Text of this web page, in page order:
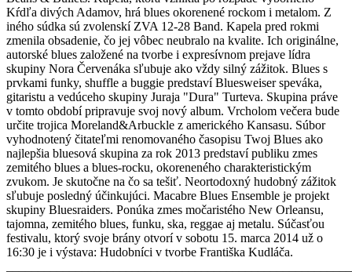
Kŕdľa divých Adamov, hrá blues okorenené rockom i metalom. Z
iného súdka sú zvolenskí ZVA 12-28 Band. Kapela pred rokmi
zmenila obsadenie, čo jej vôbec neubralo na kvalite. Ich originálne,
autorské blues založené na tvorbe i expresívnom prejave lídra
skupiny Nora Červenáka sľubuje ako vždy silný zážitok. Blues s
prvkami funky, shuffle a buggie predstaví Bluesweiser speváka,
gitaristu a vedúceho skupiny Juraja "Dura" Turteva. Skupina práve
v tomto období pripravuje svoj nový album. Vrcholom večera bude
určite trojica Moreland&Arbuckle z amerického Kansasu. Súbor
vyhodnotený čitateľmi renomovaného časopisu Twoj Blues ako
najlepšia bluesová skupina za rok 2013 predstaví publiku zmes
zemitého blues a blues-rocku, okoreneného charakteristickým
zvukom. Je skutočne na čo sa tešiť. Neortodoxný hudobný zážitok
sľubuje posledný účinkujúci. Macabre Blues Ensemble je projekt
skupiny Bluesraiders. Ponúka zmes močaristého New Orleansu,
tajomna, zemitého blues, funku, ska, reggae aj metalu. Súčasťou
festivalu, ktorý svoje brány otvorí v sobotu 15. marca 2014 už o
16:30 je i výstava: Hudobníci v tvorbe Františka Kudláča.